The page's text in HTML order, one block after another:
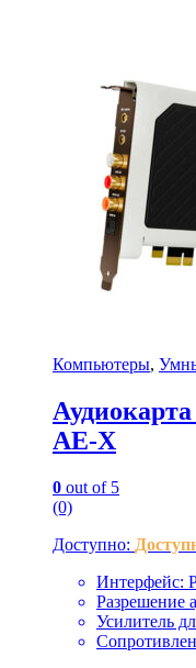
Компьютеры,
AE-X
0 out of 5
(0)
Доступно:
Интерфейс:
Разрешение
Усилитель